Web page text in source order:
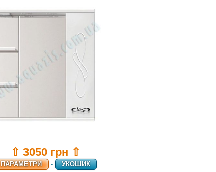
⇧ 3050 грн ⇧
ПАРАМЕТРИ - УКОШИК